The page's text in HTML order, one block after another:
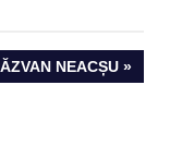
NEACȘU